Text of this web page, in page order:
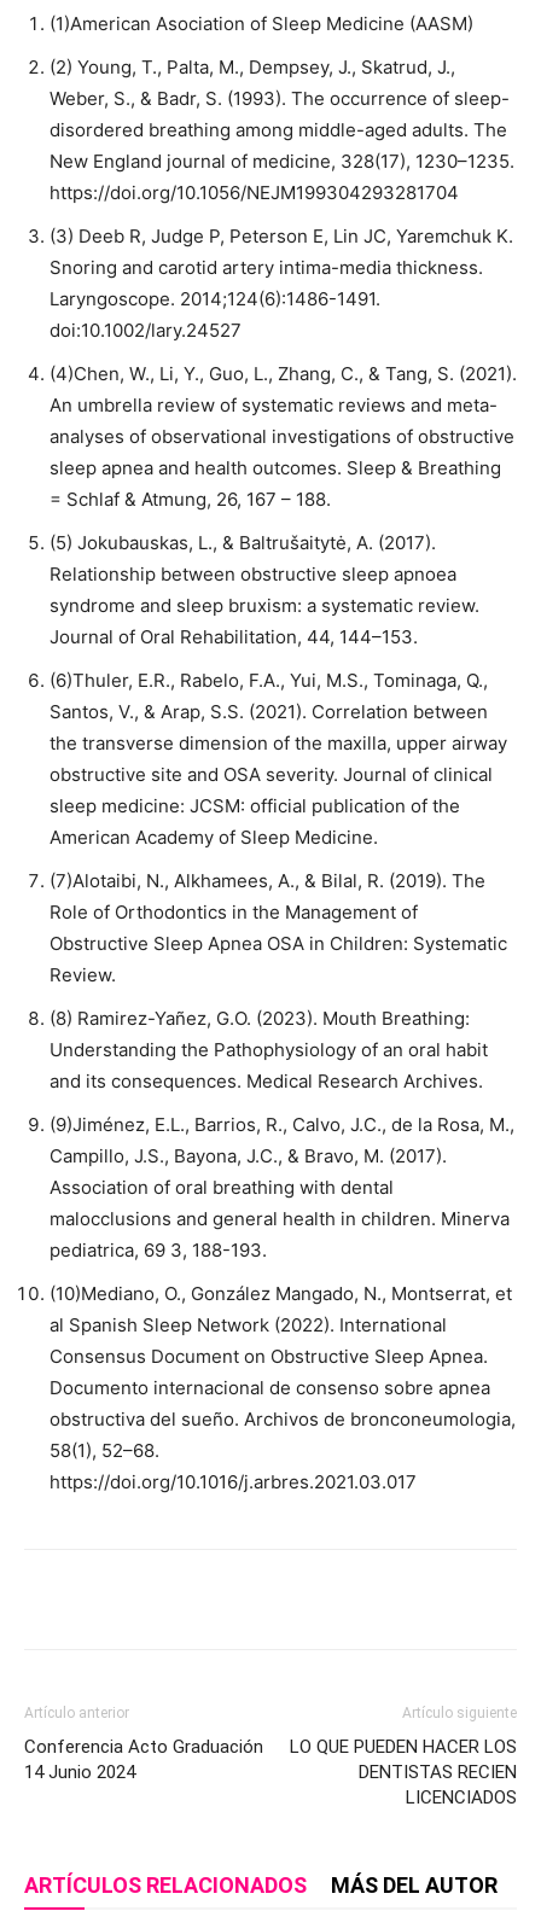
(1)American Asociation of Sleep Medicine (AASM)
(2) Young, T., Palta, M., Dempsey, J., Skatrud, J.,
Weber, S., & Badr, S. (1993). The occurrence of sleep-
disordered breathing among middle-aged adults. The
New England journal of medicine, 328(17), 1230–1235.
https://doi.org/10.1056/NEJM199304293281704
(3) Deeb R, Judge P, Peterson E, Lin JC, Yaremchuk K.
Snoring and carotid artery intima-media thickness.
Laryngoscope. 2014;124(6):1486-1491.
doi:10.1002/lary.24527
(4)Chen, W., Li, Y., Guo, L., Zhang, C., & Tang, S. (2021).
An umbrella review of systematic reviews and meta-
analyses of observational investigations of obstructive
sleep apnea and health outcomes. Sleep & Breathing
= Schlaf & Atmung, 26, 167 – 188.
(5) Jokubauskas, L., & Baltrušaitytė, A. (2017).
Relationship between obstructive sleep apnoea
syndrome and sleep bruxism: a systematic review.
Journal of Oral Rehabilitation, 44, 144–153.
(6)Thuler, E.R., Rabelo, F.A., Yui, M.S., Tominaga, Q.,
Santos, V., & Arap, S.S. (2021). Correlation between
the transverse dimension of the maxilla, upper airway
obstructive site and OSA severity. Journal of clinical
sleep medicine: JCSM: official publication of the
American Academy of Sleep Medicine.
(7)Alotaibi, N., Alkhamees, A., & Bilal, R. (2019). The
Role of Orthodontics in the Management of
Obstructive Sleep Apnea OSA in Children: Systematic
Review.
(8) Ramirez-Yañez, G.O. (2023). Mouth Breathing:
Understanding the Pathophysiology of an oral habit
and its consequences. Medical Research Archives.
(9)Jiménez, E.L., Barrios, R., Calvo, J.C., de la Rosa, M.,
Campillo, J.S., Bayona, J.C., & Bravo, M. (2017).
Association of oral breathing with dental
malocclusions and general health in children. Minerva
pediatrica, 69 3, 188-193.
(10)Mediano, O., González Mangado, N., Montserrat, et
al Spanish Sleep Network (2022). International
Consensus Document on Obstructive Sleep Apnea.
Documento internacional de consenso sobre apnea
obstructiva del sueño. Archivos de bronconeumologia,
58(1), 52–68.
https://doi.org/10.1016/j.arbres.2021.03.017
Artículo anterior
Conferencia Acto Graduación
14 Junio 2024
Artículo siguiente
LO QUE PUEDEN HACER LOS
DENTISTAS RECIEN
LICENCIADOS
ARTÍCULOS RELACIONADOS MÁS DEL AUTOR